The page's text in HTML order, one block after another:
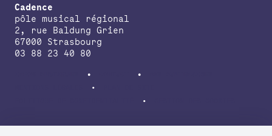
Cadence
pôle musical régional
2, rue Baldung Grien
67000 Strasbourg
03 88 23 40 80
avec le soutien de la Direction régionale des affaires culturelles du